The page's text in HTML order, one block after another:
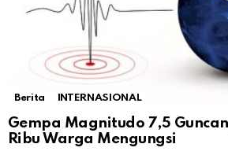
Berita INTERNASIONAL
Gempa Magnitudo 7,5
Ribu Warga Mengungsi